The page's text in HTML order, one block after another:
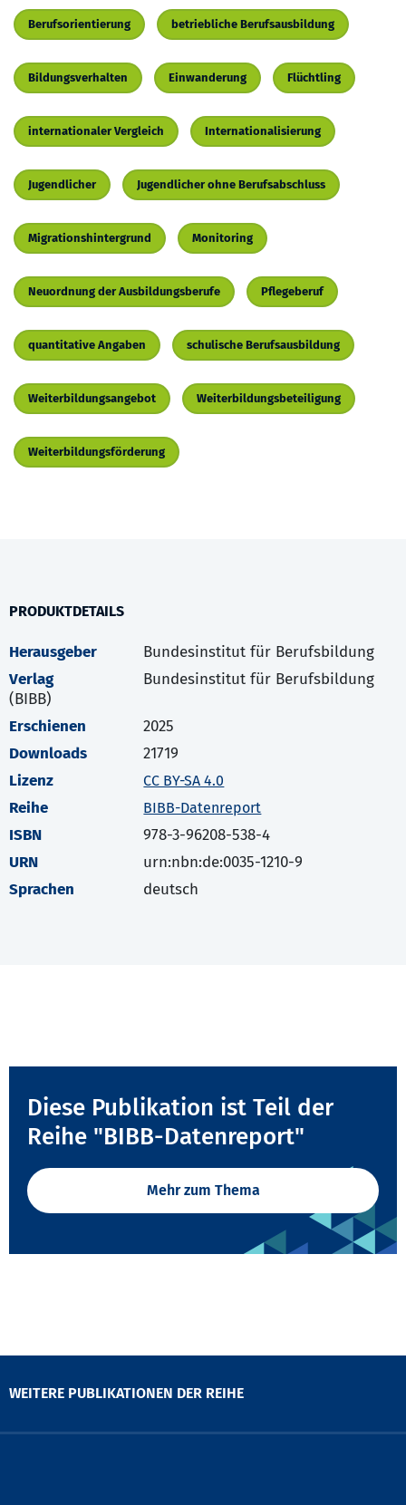
Berufsorientierung betriebliche Berufsausbildung
Bildungsverhalten Einwanderung Flüchtling
internationaler Vergleich Internationalisierung
Jugendlicher Jugendlicher ohne Berufsabschluss
Migrationshintergrund Monitoring
Neuordnung der Ausbildungsberufe Pflegeberuf
quantitative Angaben schulische Berufsausbildung
Weiterbildungsangebot Weiterbildungsbeteiligung
Weiterbildungsförderung
PRODUKTDETAILS
Herausgeber
Bundesinstitut für Berufsbildung
Verlag
Bundesinstitut für Berufsbildung
(BIBB)
Erschienen
2025
Downloads
21719
Lizenz
CC BY-SA 4.0
Reihe BIBB-Datenreport
ISBN
978-3-96208-538-4
URN
urn:nbn:de:0035-1210-9
Sprachen
deutsch
Diese Publikation ist Teil der
Reihe "BIBB-Datenreport"
Mehr zum Thema
WEITERE PUBLIKATIONEN DER REIHE